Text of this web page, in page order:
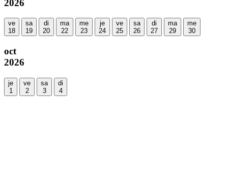
2026
ve
18
sa
19
di
20
ma
22
me
23
je
24
ve
25
sa
26
di
27
ma
29
me
30
oct
2026
je
1
ve
2
sa
3
di
4